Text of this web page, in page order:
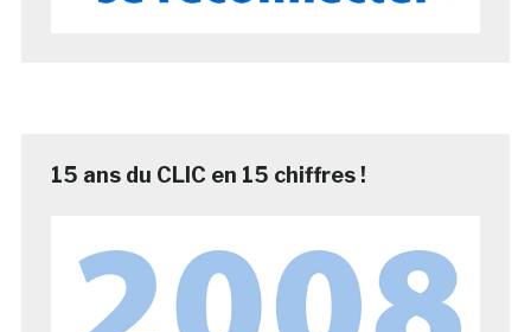
15 ans du CLIC en 15 chiffres !